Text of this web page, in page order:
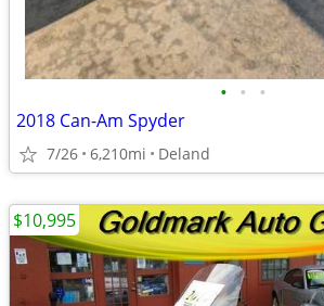
• • •
2018 Can-Am Spyder
7/26 6,210mi Deland
$10,995